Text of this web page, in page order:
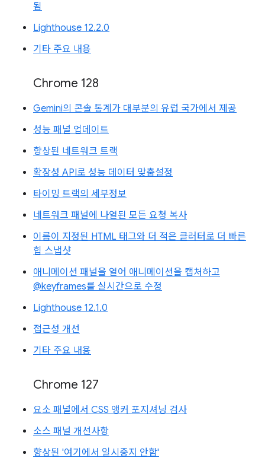
됨
Lighthouse 12.2.0
기타 주요 내용
Chrome 128
Gemini의 콘솔 통계가 대부분의 유럽 국가에서 제공
성능 패널 업데이트
향상된 네트워크 트랙
확장성 API로 성능 데이터 맞춤설정
타이밍 트랙의 세부정보
네트워크 패널에 나열된 모든 요청 복사
이름이 지정된 HTML 태그와 더 적은 클러터로 더 빠른
힙 스냅샷
애니메이션 패널을 열어 애니메이션을 캡처하고
@keyframes를 실시간으로 수정
Lighthouse 12.1.0
접근성 개선
기타 주요 내용
Chrome 127
요소 패널에서 CSS 앵커 포지셔닝 검사
소스 패널 개선사항
향상된 '여기에서 일시중지 안함'